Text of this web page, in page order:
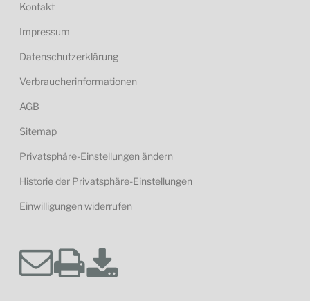
Kontakt
Impressum
Datenschutzerklärung
Verbraucherinformationen
AGB
Sitemap
Privatsphäre-Einstellungen ändern
Historie der Privatsphäre-Einstellungen
Einwilligungen widerrufen